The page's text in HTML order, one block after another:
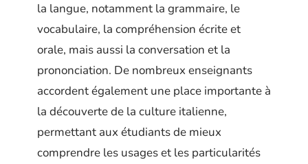
la langue, notamment la grammaire, le
vocabulaire, la compréhension écrite et
orale, mais aussi la conversation et la
prononciation. De nombreux enseignants
accordent également une place importante à
la découverte de la culture italienne,
permettant aux étudiants de mieux
comprendre les usages et les particularités